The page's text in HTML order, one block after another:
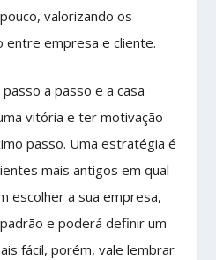
valorizando os
entre empresa e cliente.
a passo e a casa
vitória e ter motivação
passo. Uma estratégia é
mais antigos em qual
escolher a sua empresa,
e poderá definir um
fácil, porém, vale lembrar